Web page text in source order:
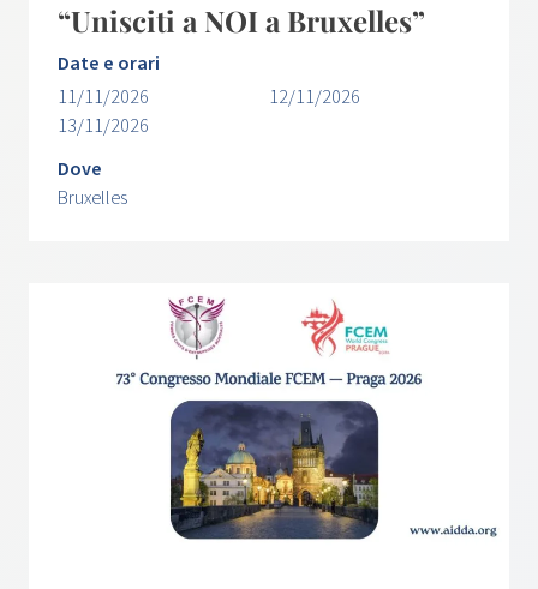
“Unisciti a NOI a Bruxelles”
Date e orari
11/11/2026
12/11/2026
13/11/2026
Dove
Bruxelles